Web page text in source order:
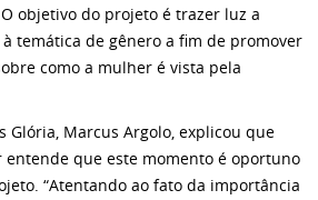
objetivo do projeto é trazer luz a
temática de gênero a fim de promover
como a mulher é vista pela
Glória, Marcus Argolo, explicou que
que este momento é oportuno
“Atentando ao fato da importância